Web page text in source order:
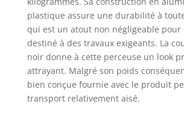
plastique assure une durabilité à
qui est un atout non négligeable pour
destiné à des travaux exigeants. La
noir donne à cette perceuse un look
attrayant. Malgré son poids
bien conçue fournie avec le produit
transport relativement aisé.